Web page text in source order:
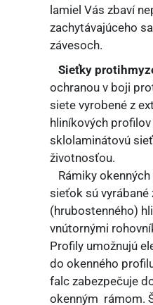
lamiel Vás zbaví
zachytávajúceho
závesoch.
Sieťky
ochranou v boji
siete vyrobené z
hliníkových
sklolaminátovú
životnosťou.
Rámiky
sieťok sú vyrábané
(hrubostenného)
vnútornými
Profily umožnujú
do okenného
falc zabezpečuje
okenným rámom.